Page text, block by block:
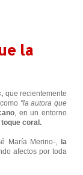
la
, que recientemente
"la autora que
, en un entorno
coral.
María Merino-, la
afectos por toda